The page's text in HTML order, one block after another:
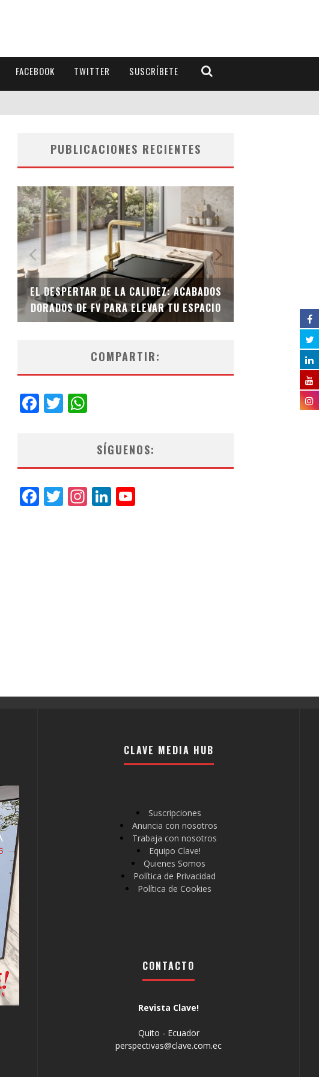
FACEBOOK TWITTER SUSCRÍBETE
PUBLICACIONES RECIENTES
EL DESPERTAR DE LA CALIDEZ: ACABADOS
DORADOS DE FV PARA ELEVAR TU ESPACIO
EL INODORO
COMPARTIR:
Facebook
Twitter
SÍGUENOS:
Facebook
Twitter
Instagram
LinkedIn
CLAVE MEDIA HUB
Suscripciones
Anuncia con nosotros
Trabaja con nosotros
Equipo Clave!
Quienes Somos
Política de Privacidad
Política de Cookies
CONTACTO
Revista Clave!
Quito - Ecuador
perspectivas@clave.com.ec